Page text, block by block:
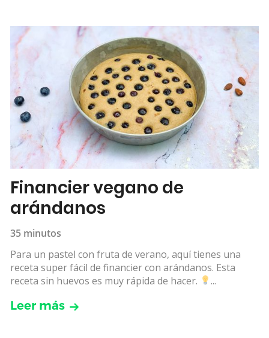
Financier vegano de
arándanos
35 minutos
Para un pastel con fruta de verano, aquí tienes una
receta super fácil de financier con arándanos. Esta
receta sin huevos es muy rápida de hacer.
...
Leer más